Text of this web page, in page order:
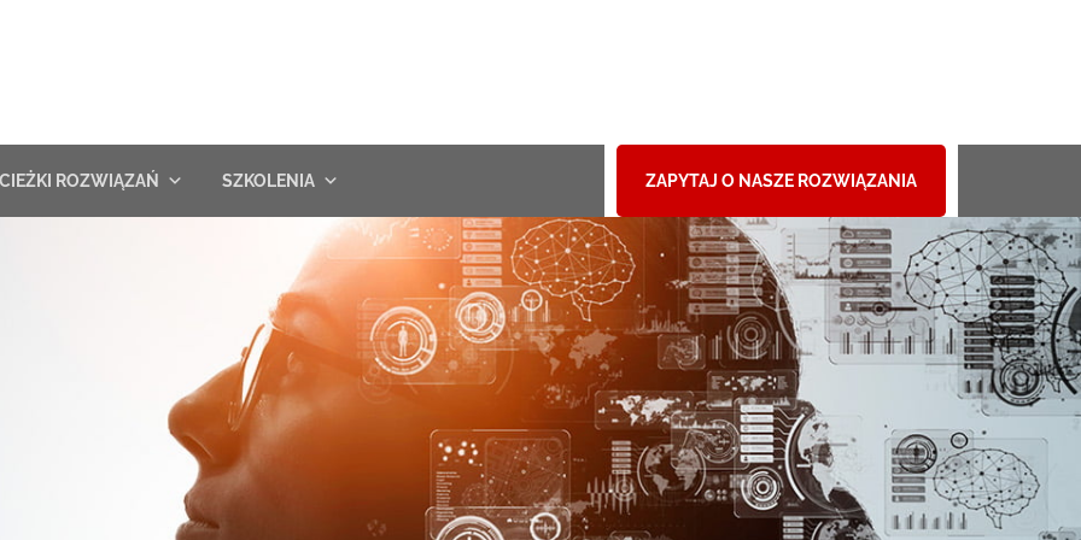
ROZWIĄZAŃ SZKOLENIA ZAPYTAJ O NASZE ROZWIĄZANIA